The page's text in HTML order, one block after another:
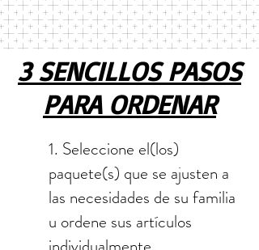
3 SENCILLOS PASOS
PARA ORDENAR
1. Seleccione el(los)
paquete(s) que se ajusten a
las necesidades de su familia
u ordene sus artículos